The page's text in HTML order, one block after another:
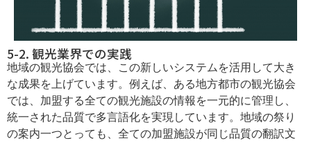
5-2. 観光業界での実践
地域の観光協会では、この新しいシステムを活用して大き
な成果を上げています。例えば、ある地方都市の観光協会
では、加盟する全ての観光施設の情報を一元的に管理し、
統一された品質で多言語化を実現しています。地域の祭り
の案内一つとっても、全ての加盟施設が同じ品質の翻訳文